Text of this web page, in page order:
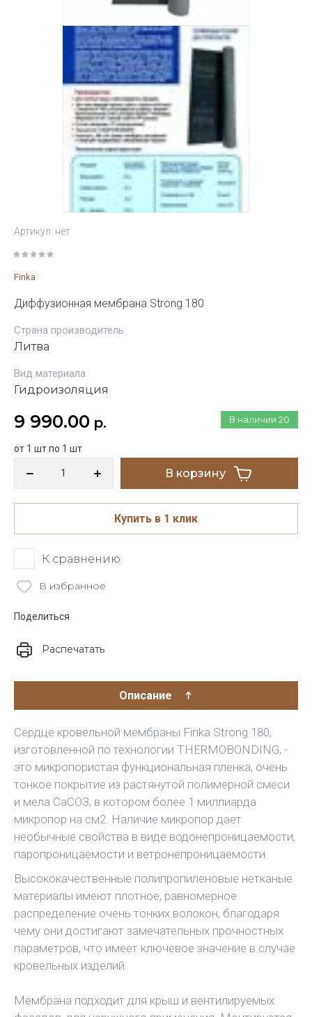
Артикул: нет
Finka
Диффузионная мембрана Strong 180
Страна производитель
Литва
Вид материала
Гидроизоляция
В наличии 20
9 990.00 р.
от 1 шт по 1 шт
В корзину
Купить в 1 клик
К сравнению
В избранное
Поделиться
Распечатать
Описание
Сердце кровельной мембраны Finka Strong 180,
изготовленной по технологии THERMOBONDING, -
это микропористая функциональная пленка, очень
тонкое покрытие из растянутой полимерной смеси
и мела СаСОЗ, в котором более 1 миллиарда
микропор на см2. Наличие микропор дает
необычные свойства в виде водонепроницаемости,
паропроницаемости и ветронепроницаемости.
Высококачественные полипропиленовые нетканые
материалы имеют плотное, равномерное
распределение очень тонких волокон, благодаря
чему они достигают замечательных прочностных
параметров, что имеет ключевое значение в случае
кровельных изделий.
Мембрана подходит для крыш и вентилируемых